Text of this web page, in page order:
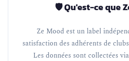
🛡️ Qu'est-ce que
Ze Mood est un label
satisfaction des adhérents de
Les données sont collectées